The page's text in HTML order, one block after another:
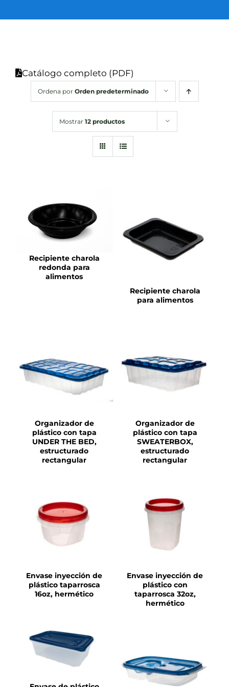
CONTACTO
Catálogo completo (PDF)
Ordena por Orden predeterminado
Mostrar 12 productos
DETALLES
Recipiente charola
redonda para
alimentos
DETALLES
Recipiente charola
para alimentos
DETALLES
Organizador de
plástico con tapa
UNDER THE BED,
estructurado
rectangular
DETALLES
Organizador de
plástico con tapa
SWEATERBOX,
estructurado
rectangular
DETALLES
Envase inyección de
plástico taparrosca
16oz, hermético
DETALLES
Envase inyección de
plástico con
taparrosca 32oz,
hermético
DETALLES
DETALLES